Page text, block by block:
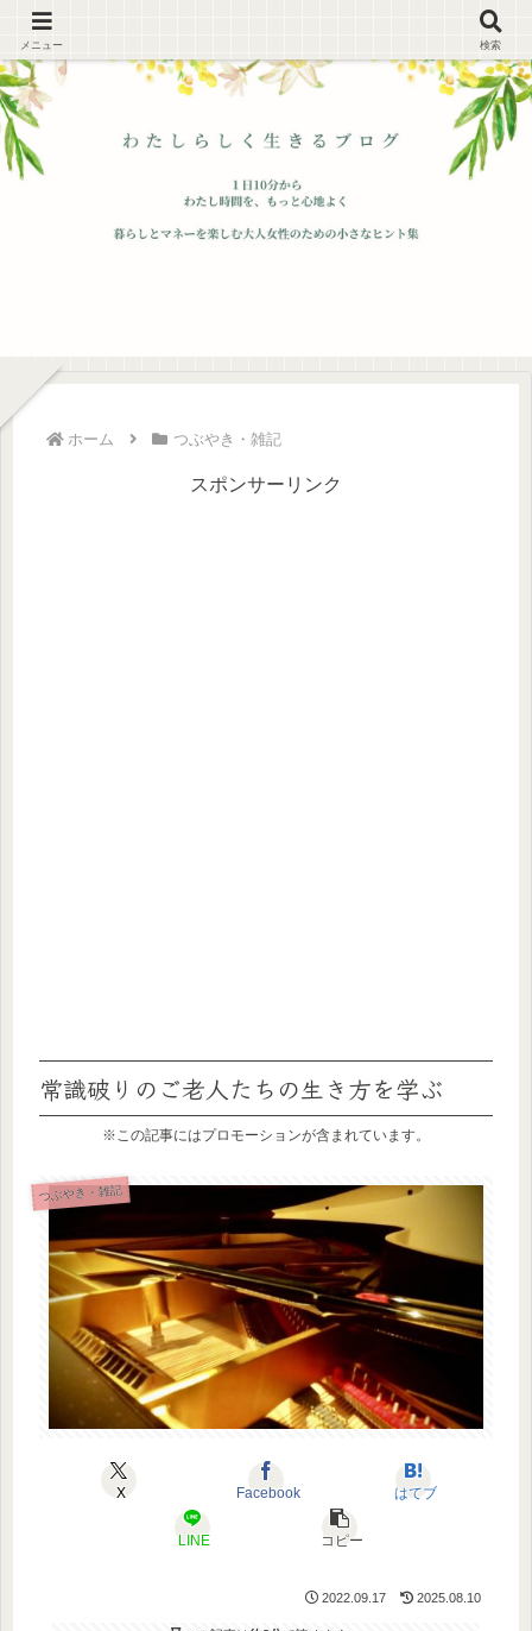
ホーム つぶやき・雑記
スポンサーリンク
常識破りのご老人たちの生き方を学ぶ
※この記事にはプロモーションが含まれています。
つぶやき・雑記
X Facebook はてブ
LINE コピー
2022.09.17 2025.08.10
メニュー 検索